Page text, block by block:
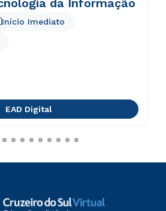
da Informação
Início Imediato
EAD Digital